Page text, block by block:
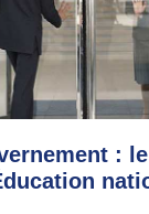
: